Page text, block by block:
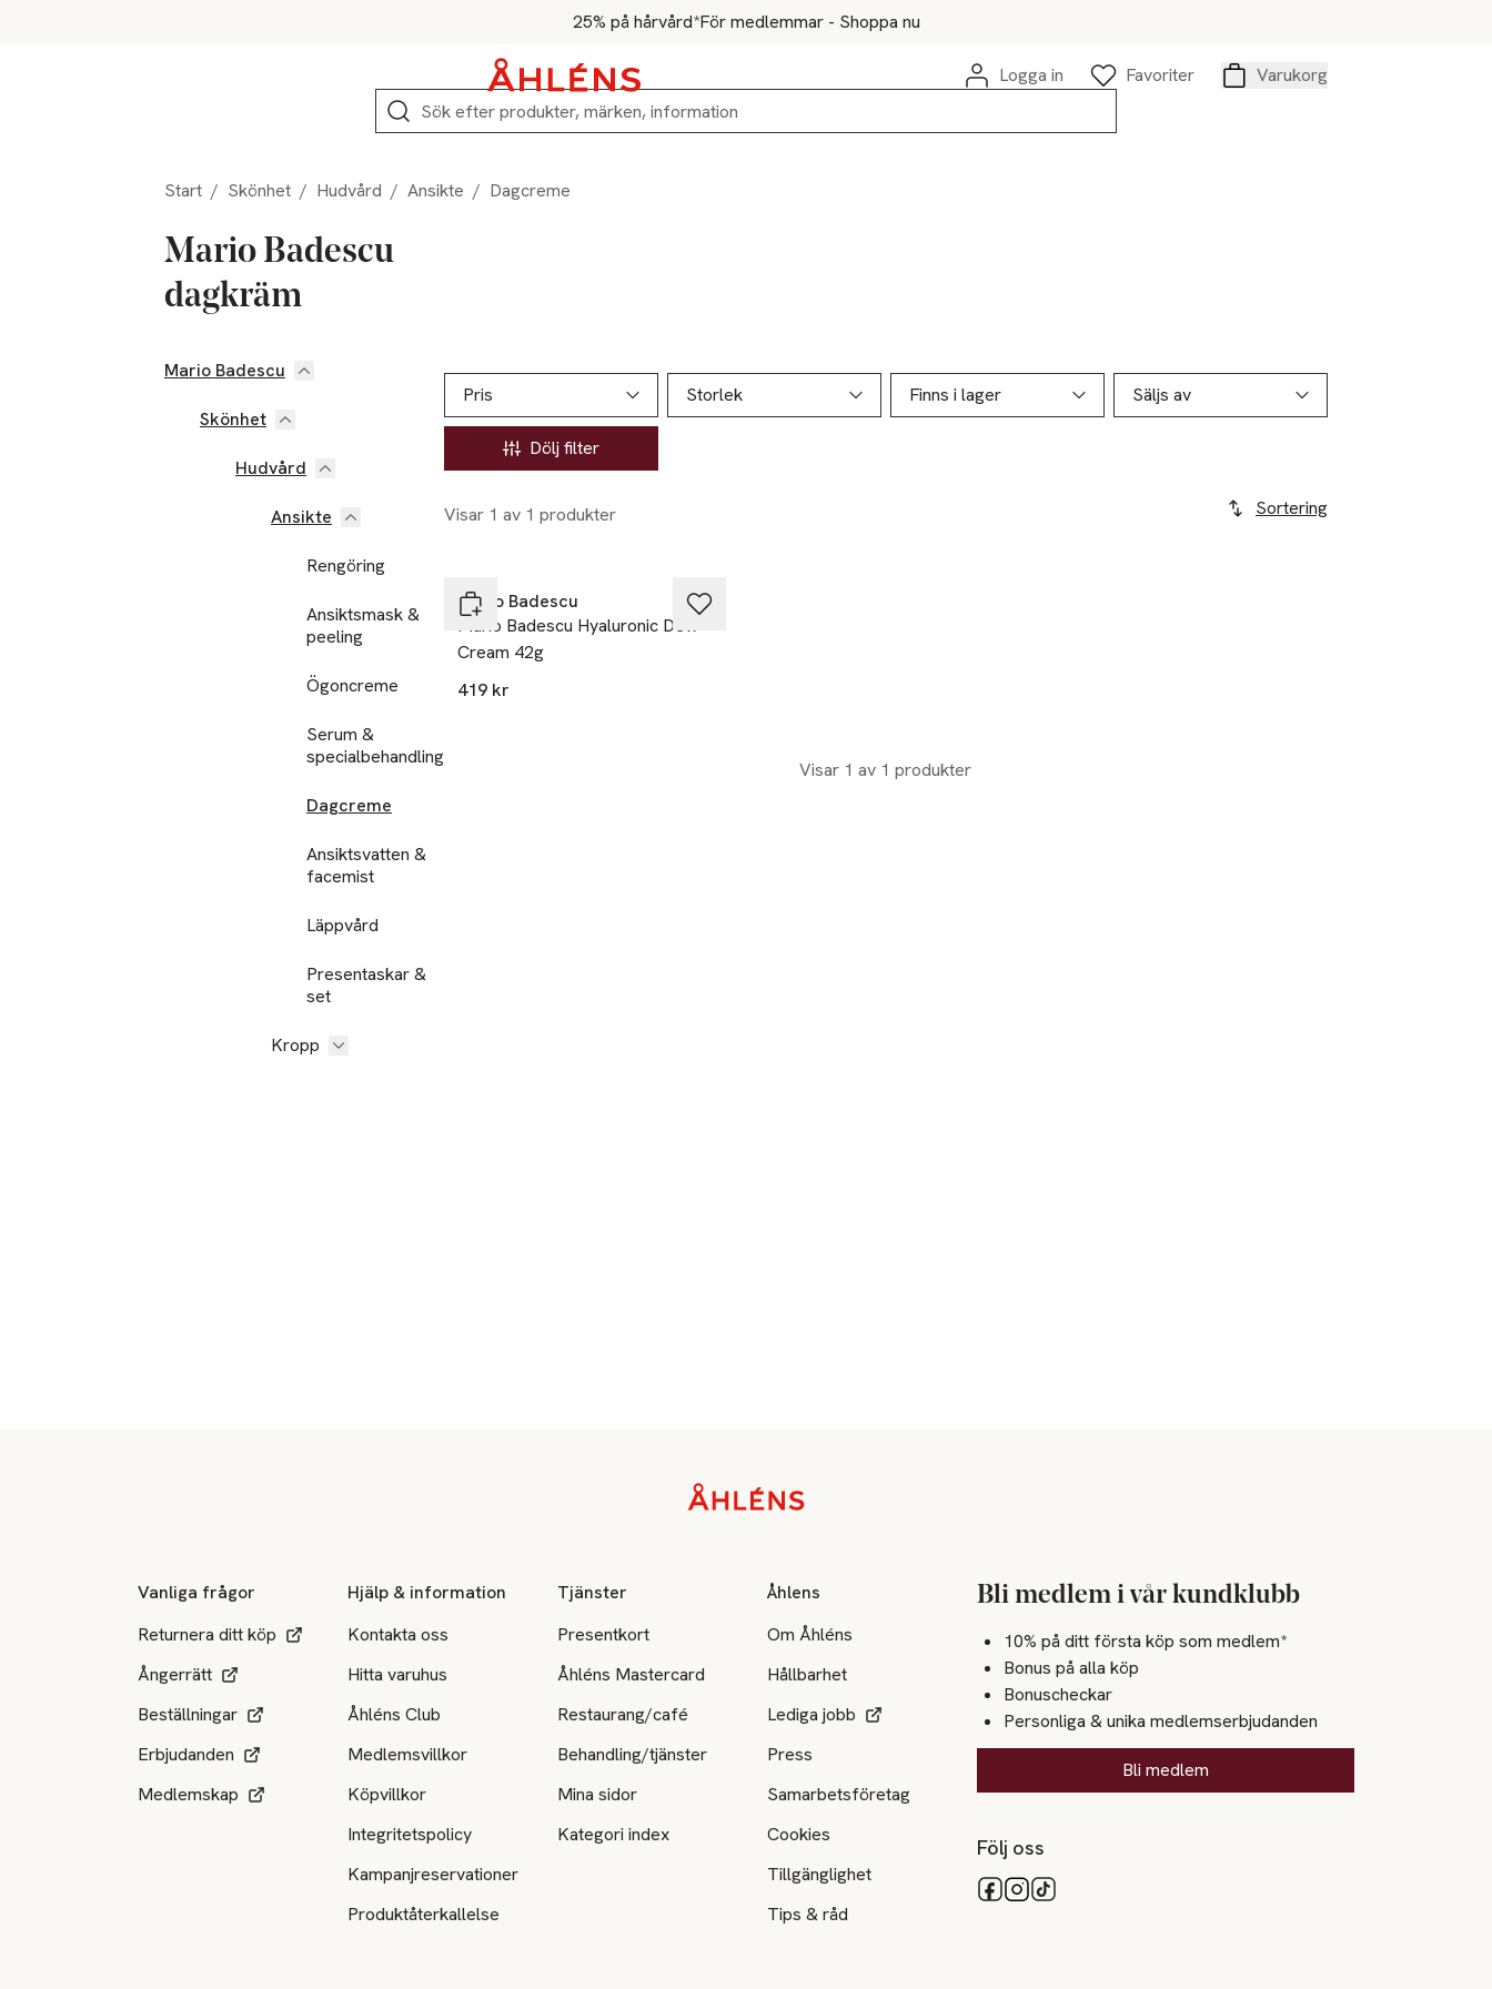
25% på hårvård*För medlemmar - Shoppa nu
Logga in
Favoriter
Varukorg
Sök
Start / Skönhet / Hudvård / Ansikte / Dagcreme
Mario Badescu
dagkräm
Hoppa till produktsidan
Mario Badescu
Skönhet
Hudvård
Ansikte
Rengöring
Ansiktsmask &
peeling
Ögoncreme
Serum &
specialbehandling
Dagcreme
Ansiktsvatten &
facemist
Läppvård
Presentaskar &
set
Kropp
Hoppa till produktsidan
Pris
Storlek Finns i lager Säljs av
Dölj filter
Visar 1 av 1 produkter Sortering
Lista över produkter
Mario Badescu
Mario Badescu Hyaluronic Dew
Cream 42g
419 kr
Visar 1 av 1 produkter
Vanliga frågor
Returnera ditt köp
Ångerrätt
Beställningar
Erbjudanden
Medlemskap
Hjälp & information
Kontakta oss
Hitta varuhus
Åhléns Club
Medlemsvillkor
Köpvillkor
Integritetspolicy
Kampanjreservationer
Produktåterkallelse
Tjänster
Presentkort
Åhléns Mastercard
Restaurang/café
Behandling/tjänster
Mina sidor
Kategori index
Åhlens
Om Åhléns
Hållbarhet
Lediga jobb
Press
Samarbetsföretag
Cookies
Tillgänglighet
Tips & råd
Bli medlem i vår kundklubb
10% på ditt första köp som medlem*
Bonus på alla köp
Bonuscheckar
Personliga & unika medlemserbjudanden
Bli medlem
Följ oss